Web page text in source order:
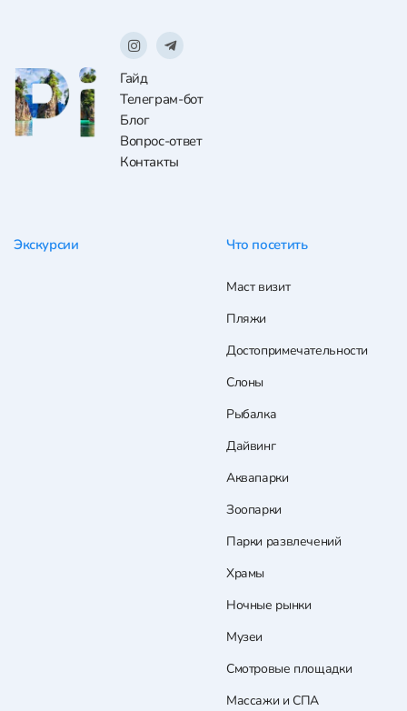
Гайд
Телеграм-бот
Блог
Вопрос-ответ
Контакты
Экскурсии Что посетить
Маст визит
Пляжи
Достопримечательности
Слоны
Рыбалка
Дайвинг
Аквапарки
Зоопарки
Парки развлечений
Храмы
Ночные рынки
Музеи
Смотровые площадки
Массажи и СПА